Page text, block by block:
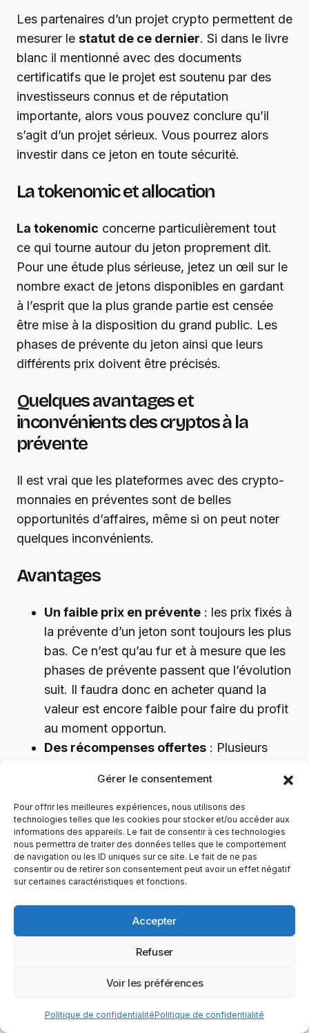
Gérer le consentement
Pour offrir les meilleures expériences, nous utilisons des
technologies telles que les cookies pour stocker et/ou accéder aux
informations des appareils. Le fait de consentir à ces technologies
nous permettra de traiter des données telles que le comportement
de navigation ou les ID uniques sur ce site. Le fait de ne pas
consentir ou de retirer son consentement peut avoir un effet négatif
sur certaines caractéristiques et fonctions.
Accepter
Refuser
Voir les préférences
Politique de confidentialitéPolitique de confidentialité
Les partenaires d’un projet crypto permettent de
mesurer le statut de ce dernier. Si dans le livre
blanc il mentionné avec des documents
certificatifs que le projet est soutenu par des
investisseurs connus et de réputation
importante, alors vous pouvez conclure qu’il
s’agit d’un projet sérieux. Vous pourrez alors
investir dans ce jeton en toute sécurité.
La tokenomic et allocation
La tokenomic concerne particulièrement tout
ce qui tourne autour du jeton proprement dit.
Pour une étude plus sérieuse, jetez un œil sur le
nombre exact de jetons disponibles en gardant
à l’esprit que la plus grande partie est censée
être mise à la disposition du grand public. Les
phases de prévente du jeton ainsi que leurs
différents prix doivent être précisés.
Quelques avantages et
inconvénients des cryptos à la
prévente
Il est vrai que les plateformes avec des crypto-
monnaies en préventes sont de belles
opportunités d’affaires, même si on peut noter
quelques inconvénients.
Avantages
Un faible prix en prévente : les prix fixés à
la prévente d’un jeton sont toujours les plus
bas. Ce n’est qu’au fur et à mesure que les
phases de prévente passent que l’évolution
suit. Il faudra donc en acheter quand la
valeur est encore faible pour faire du profit
au moment opportun.
Des récompenses offertes : Plusieurs
récompenses pour attirer davantage d’
investisseurs. Il peut s’agir d’une réduction
sur le prix de la prévente qui est déjà assez
bas ou encore des jetons gratuits. Même
s’il s’agit d’une politique marketing, c’est
bénéfique pour les acheteurs.
Premier arrivé premier servi: le principe
du premier arrivé premier servi est
applicable avec les préventes dans la
mesure où les acheteurs de la première
phase seront servis à un coût bas
phase deux et ainsi de suite.